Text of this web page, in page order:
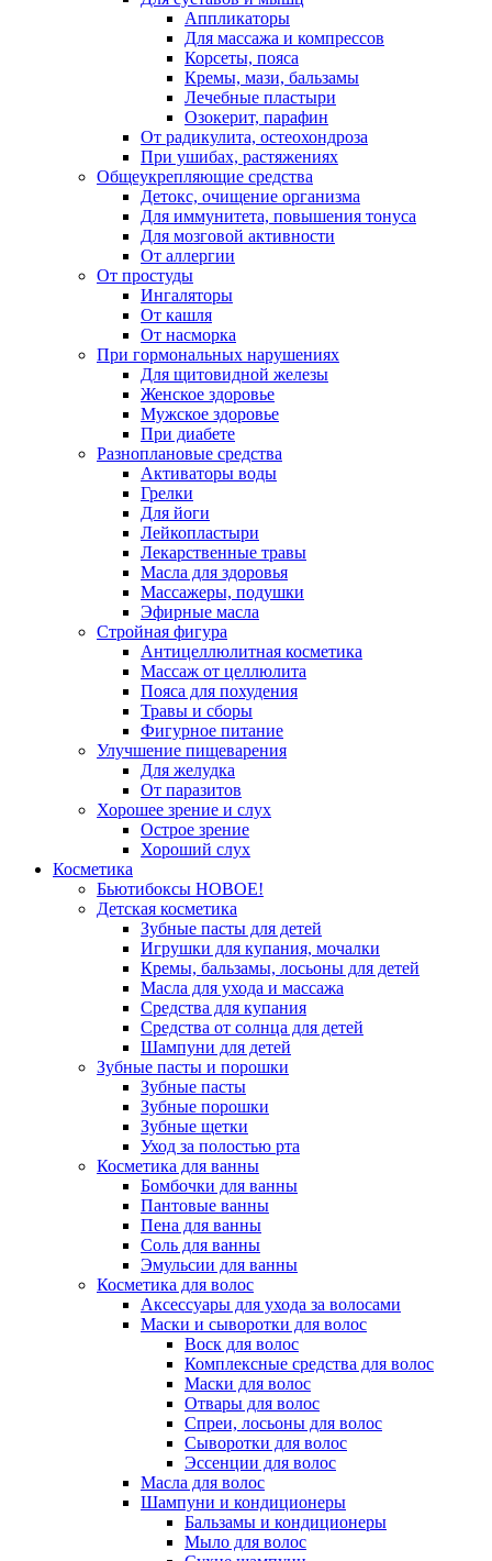
Аппликаторы
Для массажа и компрессов
Корсеты, пояса
Кремы, мази, бальзамы
Лечебные пластыри
Озокерит, парафин
От радикулита, остеохондроза
При ушибах, растяжениях
Общеукрепляющие средства
Детокс, очищение организма
Для иммунитета, повышения тонуса
Для мозговой активности
От аллергии
От простуды
Ингаляторы
От кашля
От насморка
При гормональных нарушениях
Для щитовидной железы
Женское здоровье
Мужское здоровье
При диабете
Разноплановые средства
Активаторы воды
Грелки
Для йоги
Лейкопластыри
Лекарственные травы
Масла для здоровья
Массажеры, подушки
Эфирные масла
Стройная фигура
Антицеллюлитная косметика
Массаж от целлюлита
Пояса для похудения
Травы и сборы
Фигурное питание
Улучшение пищеварения
Для желудка
От паразитов
Хорошее зрение и слух
Острое зрение
Хороший слух
Косметика
Бьютибоксы НОВОЕ!
Детская косметика
Зубные пасты для детей
Игрушки для купания, мочалки
Кремы, бальзамы, лосьоны для детей
Масла для ухода и массажа
Средства для купания
Средства от солнца для детей
Шампуни для детей
Зубные пасты и порошки
Зубные пасты
Зубные порошки
Зубные щетки
Уход за полостью рта
Косметика для ванны
Бомбочки для ванны
Пантовые ванны
Пена для ванны
Соль для ванны
Эмульсии для ванны
Косметика для волос
Аксессуары для ухода за волосами
Маски и сыворотки для волос
Воск для волос
Комплексные средства для волос
Маски для волос
Отвары для волос
Спреи, лосьоны для волос
Сыворотки для волос
Эссенции для волос
Масла для волос
Шампуни и кондиционеры
Бальзамы и кондиционеры
Мыло для волос